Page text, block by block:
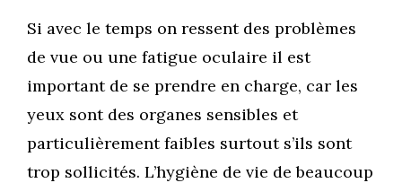
Si avec le temps on ressent des problèmes
de vue ou une fatigue oculaire il est
important de se prendre en charge, car les
yeux sont des organes sensibles et
particulièrement faibles surtout s’ils sont
trop sollicités. L’hygiène de vie de beaucoup